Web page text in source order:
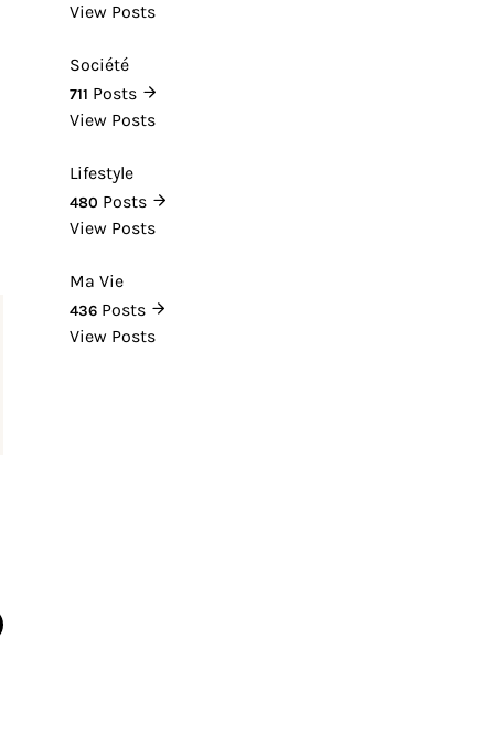
View Posts
Société
711 Posts
View Posts
Lifestyle
480 Posts
View Posts
Ma Vie
436 Posts
View Posts